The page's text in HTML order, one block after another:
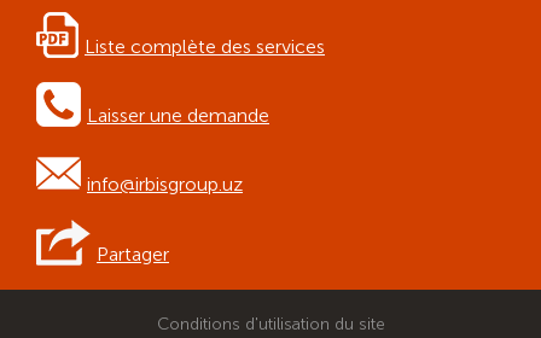
Liste complète des services
Laisser une demande
info@irbisgroup.uz
Partager
Conditions d'utilisation du site